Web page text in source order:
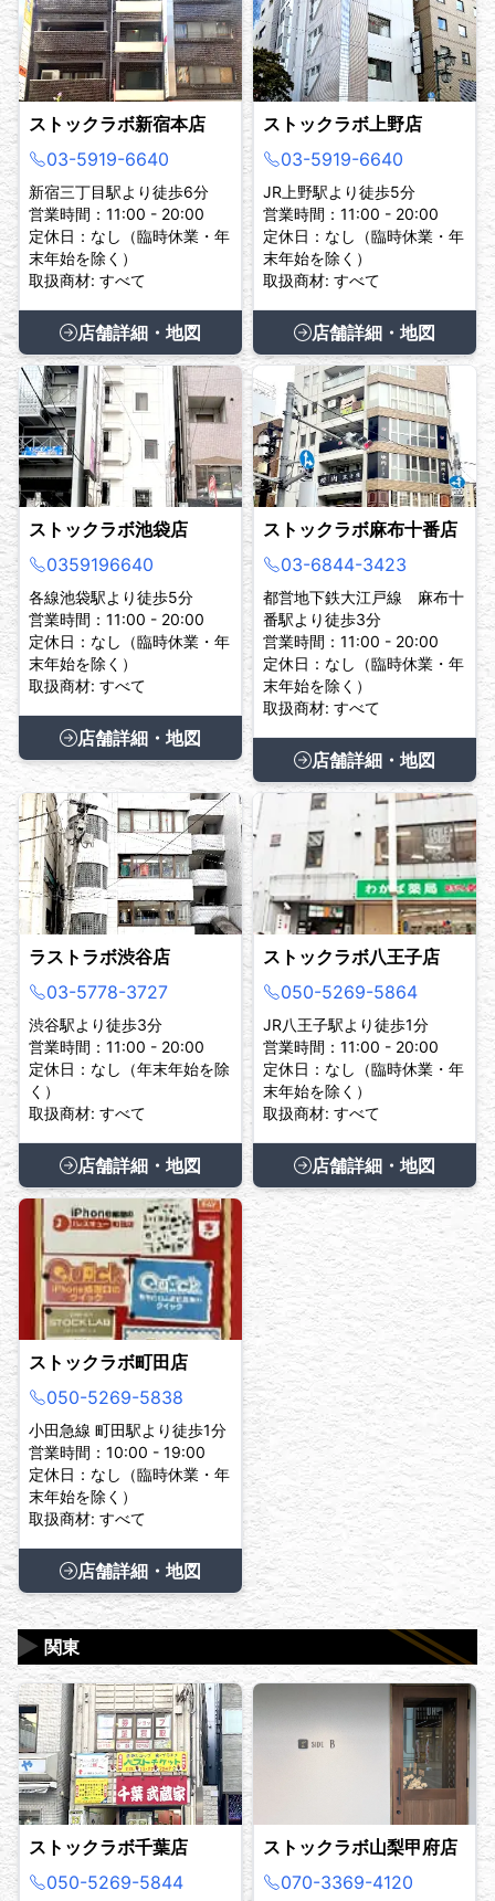
ストックラボ新宿本店
03-5919-6640
新宿三丁目駅より徒歩6分
営業時間：11:00 - 20:00
定休日：なし（臨時休業・年
末年始を除く）
取扱商材: すべて
店舗詳細・地図
ストックラボ上野店
03-5919-6640
JR上野駅より徒歩5分
営業時間：11:00 - 20:00
定休日：なし（臨時休業・年
末年始を除く）
取扱商材: すべて
店舗詳細・地図
ストックラボ池袋店
0359196640
各線池袋駅より徒歩5分
営業時間：11:00 - 20:00
定休日：なし（臨時休業・年
末年始を除く）
取扱商材: すべて
店舗詳細・地図
ストックラボ麻布十番店
03-6844-3423
都営地下鉄大江戸線 麻布十
番駅より徒歩3分
営業時間：11:00 - 20:00
定休日：なし（臨時休業・年
末年始を除く）
取扱商材: すべて
店舗詳細・地図
ラストラボ渋谷店
03-5778-3727
渋谷駅より徒歩3分
営業時間：11:00 - 20:00
定休日：なし（年末年始を除
く）
取扱商材: すべて
店舗詳細・地図
ストックラボ八王子店
050-5269-5864
JR八王子駅より徒歩1分
営業時間：11:00 - 20:00
定休日：なし（臨時休業・年
末年始を除く）
取扱商材: すべて
店舗詳細・地図
ストックラボ町田店
050-5269-5838
小田急線 町田駅より徒歩1分
営業時間：10:00 - 19:00
定休日：なし（臨時休業・年
末年始を除く）
取扱商材: すべて
店舗詳細・地図
関東
▶
ストックラボ千葉店
050-5269-5844
ストックラボ山梨甲府店
070-3369-4120